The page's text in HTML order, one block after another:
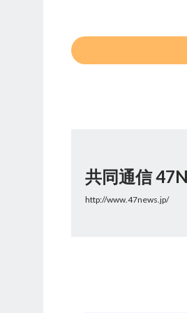
共同通信
http://www.47news.jp/